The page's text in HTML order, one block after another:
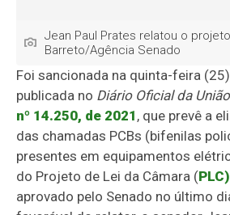
Jean Paul Prates relatou o
Barreto/Agência Senado
Foi sancionada na quinta-feira
publicada no Diário Oficial da União
nº 14.250, de 2021 , que prevê a
das chamadas PCBs (bifenilas
presentes em equipamentos
do Projeto de Lei da Câmara (
aprovado pelo Senado no último